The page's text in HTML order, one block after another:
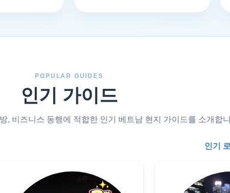
POPULAR GUIDES
인기 가이드
, 비즈니스 동행에 적합한 인기 베트남 현지 가이드를 소개합
인기